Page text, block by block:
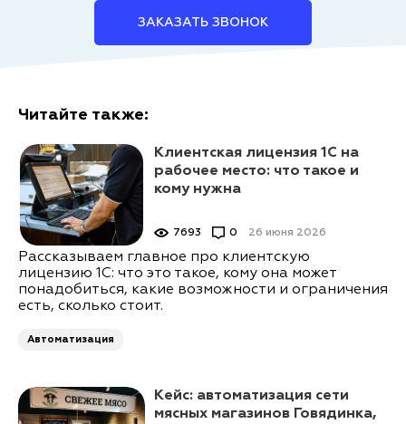
ЗАКАЗАТЬ ЗВОНОК
Читайте также:
Клиентская лицензия 1С на
рабочее место: что такое и
кому нужна
26 июня 2026
7693 0
Рассказываем главное про клиентскую
лицензию 1С: что это такое, кому она может
понадобиться, какие возможности и ограничения
есть, сколько стоит.
Автоматизация
Кейс: автоматизация сети
мясных магазинов Говядинка,